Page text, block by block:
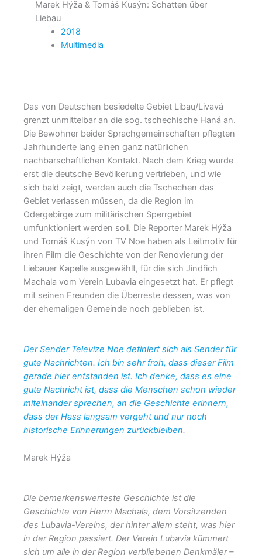
Marek Hýža & Tomáš Kusýn: Schatten über
Liebau
2018
Multimedia
Das von Deutschen besiedelte Gebiet Libau/Livavá
grenzt unmittelbar an die sog. tschechische Haná an.
Die Bewohner beider Sprachgemeinschaften pflegten
Jahrhunderte lang einen ganz natürlichen
nachbarschaftlichen Kontakt. Nach dem Krieg wurde
erst die deutsche Bevölkerung vertrieben, und wie
sich bald zeigt, werden auch die Tschechen das
Gebiet verlassen müssen, da die Region im
Odergebirge zum militärischen Sperrgebiet
umfunktioniert werden soll. Die Reporter Marek Hýža
und Tomáš Kusýn von TV Noe haben als Leitmotiv für
ihren Film die Geschichte von der Renovierung der
Liebauer Kapelle ausgewählt, für die sich Jindřich
Machala vom Verein Lubavia eingesetzt hat. Er pflegt
mit seinen Freunden die Überreste dessen, was von
der ehemaligen Gemeinde noch geblieben ist.
Der Sender Televize Noe definiert sich als Sender für
gute Nachrichten. Ich bin sehr froh, dass dieser Film
gerade hier entstanden ist. Ich denke, dass es eine
gute Nachricht ist, dass die Menschen schon wieder
miteinander sprechen, an die Geschichte erinnern,
dass der Hass langsam vergeht und nur noch
historische Erinnerungen zurückbleiben.
Marek Hýža
Die bemerkenswerteste Geschichte ist die
Geschichte von Herrn Machala, dem Vorsitzenden
des Lubavia-Vereins, der hinter allem steht, was hier
in der Region passiert. Der Verein Lubavia kümmert
sich um alle in der Region verbliebenen Denkmäler –